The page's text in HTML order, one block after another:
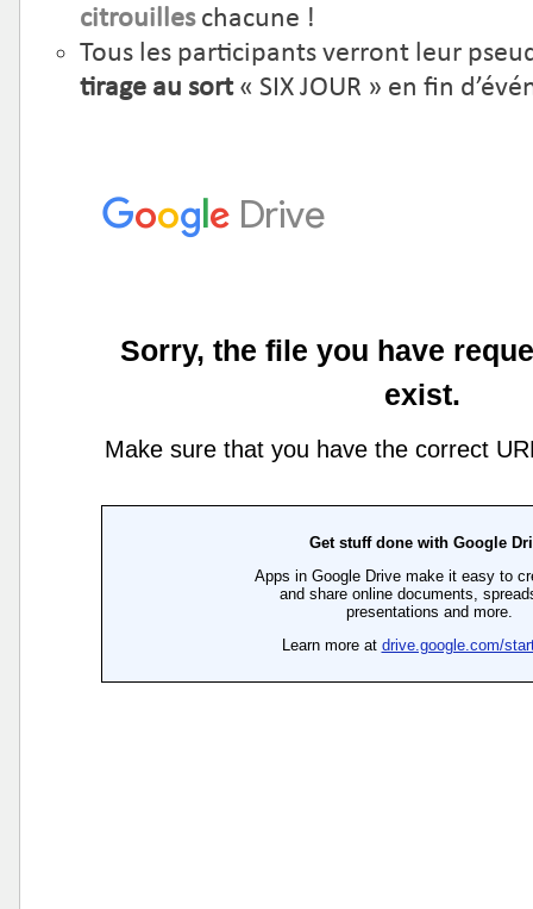
citrouilles chacune !
Tous les participants verront leur
tirage au sort« SIX JOUR » en fin